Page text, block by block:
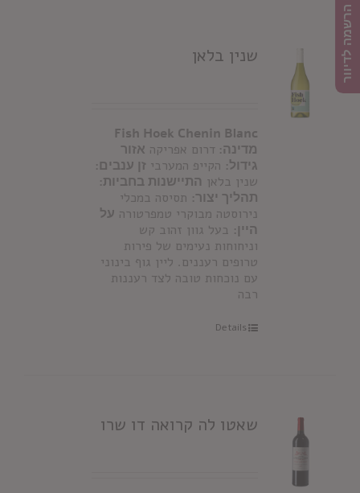
שנין בלאן
Fish Hoek Chenin Blanc
מדינה: דרום אפריקה אזור
גידול: הקייפ המערבי זן ענבים:
שנין בלאן התיישנות בחביות:
תהליך יצור: תסיסה במכלי
נירוסטה מבוקרי טמפרטורה על
היין: בעל גוון זהוב קש
וניחוחות נעימים של פירות
טרופים רעננים. ליין גוף בינוני
עם נוכחות טובה לצד רעננות
רבה
Details
שאטו לה קרואה דו שרו
הרשמה לדיוור